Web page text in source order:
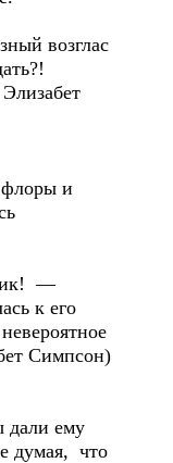
возглас
флоры и
—
к его
Симпсон)
ему
думая, что